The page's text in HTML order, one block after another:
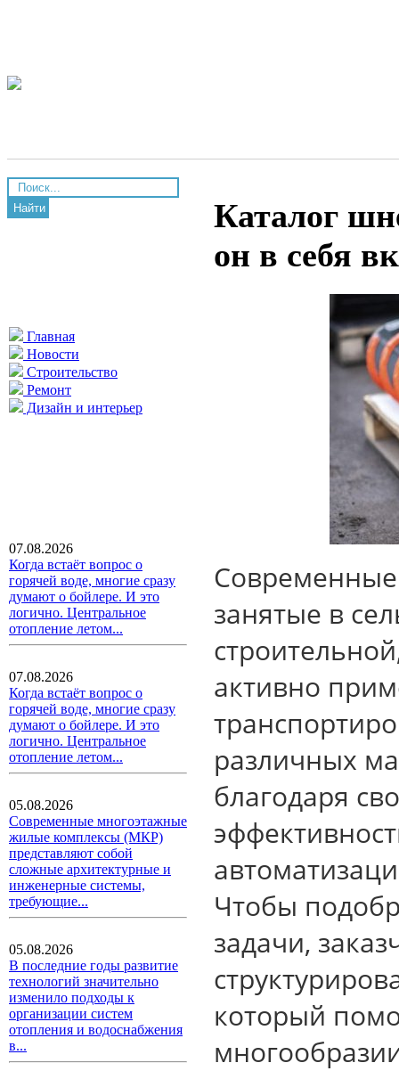
Найти
Главная
Новости
Строительство
Ремонт
Дизайн и интерьер
07.08.2026
Когда встаёт вопрос о
горячей воде, многие сразу
думают о бойлере. И это
логично. Центральное
отопление летом...
07.08.2026
Когда встаёт вопрос о
горячей воде, многие сразу
думают о бойлере. И это
логично. Центральное
отопление летом...
05.08.2026
Современные многоэтажные
жилые комплексы (МКР)
представляют собой
сложные архитектурные и
инженерные системы,
требующие...
05.08.2026
В последние годы развитие
технологий значительно
изменило подходы к
организации систем
отопления и водоснабжения
в...
Каталог
он в себя
занятые в
активно
различных
благодаря
Чтобы
задачи,
который